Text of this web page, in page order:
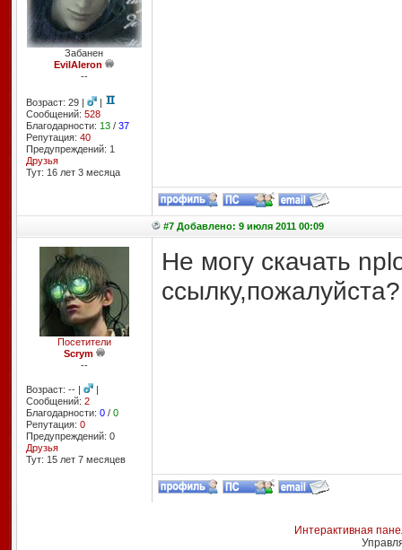
Забанен
EvilAleron
--
Возраст: 29 |
|
Сообщений: 528
Благодарности: 13/ 37
Репутация: 40
Предупреждений: 1
Друзья
Тут: 16 лет 3 месяцa
#7 Добавлено: 9 июля 2011 00:09
Посетители
Scrym
--
Возраст: -- |
|
Сообщений: 2
Благодарности: 0/ 0
Репутация: 0
Предупреждений: 0
Друзья
Тут: 15 лет 7 месяцев
Не могу скачать
ссылку,пожалуйста?
Интерактивная